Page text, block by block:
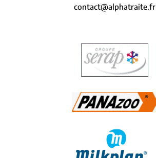
contact@alphatraite.fr